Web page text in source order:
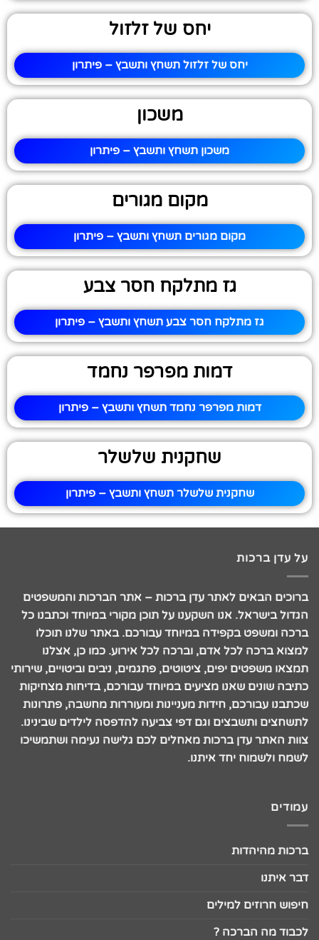
יחס של זלזול
יחס של זלזול תשחץ ותשבץ – פיתרון
משכון
משכון תשחץ ותשבץ – פיתרון
מקום מגורים
מקום מגורים תשחץ ותשבץ – פיתרון
גז מתלקח חסר צבע
גז מתלקח חסר צבע תשחץ ותשבץ – פיתרון
דמות מפרפר נחמד
דמות מפרפר נחמד תשחץ ותשבץ – פיתרון
שחקנית שלשלר
שחקנית שלשלר תשחץ ותשבץ – פיתרון
על עדן ברכות
ברוכים הבאים לאתר עדן ברכות – אתר הברכות והמשפטים
הגדול בישראל. אנו השקענו על תוכן מקורי במיוחד וכתבנו כל
ברכה ומשפט בקפידה במיוחד עבורכם. באתר שלנו תוכלו
למצוא ברכה לכל אדם, וברכה לכל אירוע. כמו כן, אצלנו
תמצאו משפטים יפים, ציטוטים, פתגמים, ניבים וביטויים, שירותי
כתיבה שונים שאנו מציעים במיוחד עבורכם, בדיחות מצחיקות
שכתבנו עבורכם, חידות מעניינות ומעוררות מחשבה, פתרונות
לתשחצים ותשבצים וגם דפי צביעה להדפסה לילדים שבינינו.
צוות האתר עדן ברכות מאחלים לכם גלישה נעימה ושתמשיכו
לשמח ולשמוח יחד איתנו.
עמודים
ברכות מהיהדות
דבר איתנו
חיפוש חרוזים למילים
לכבוד מה הברכה ?